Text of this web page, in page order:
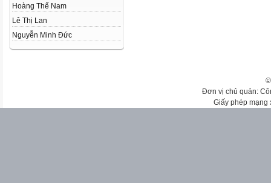
Hoàng Thế Nam
Lê Thị Lan
Nguyễn Minh Đức
Đơn vị chủ quản:
Giấy phép mạng